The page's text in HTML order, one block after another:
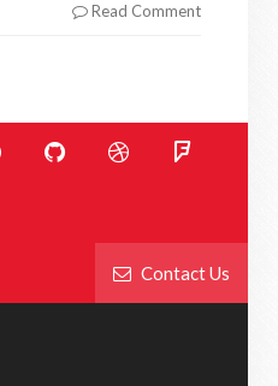
Read Comment
Contact Us